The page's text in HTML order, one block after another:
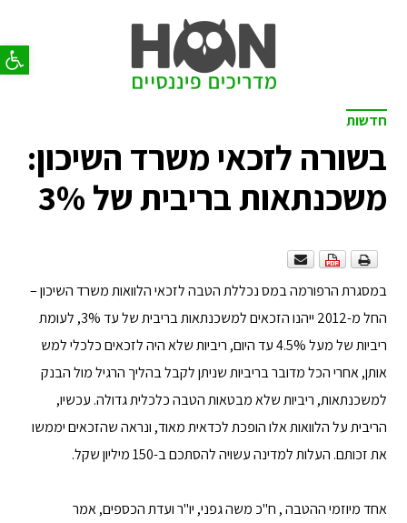
פתח
חדשות
בשורה לזכאי משרד השיכון:
משכנתאות בריבית של 3%
במסגרת הרפורמה במס נכללת הטבה לזכאי הלוואות משרד השיכון –
החל מ-2012 ייהנו הזכאים למשכנתאות בריבית של עד 3%, לעומת
ריביות של מעל 4.5% עד היום, ריביות שלא היה לזכאים כלכלי למש
אותן, אחרי הכל מדובר בריביות שניתן לקבל בהליך הרגיל מול הבנק
למשכנתאות, ריביות שלא מבטאות הטבה כלכלית גדולה. עכשיו,
הריבית על הלוואות אלו הופכת לכדאית מאוד, ונראה שהזכאים יממשו
את זכותם. העלות למדינה עשויה להסתכם ב-150 מיליון שקל.
אחד מיוזמי ההטבה , ח"כ משה גפני, יו"ר ועדת הכספים, אמר